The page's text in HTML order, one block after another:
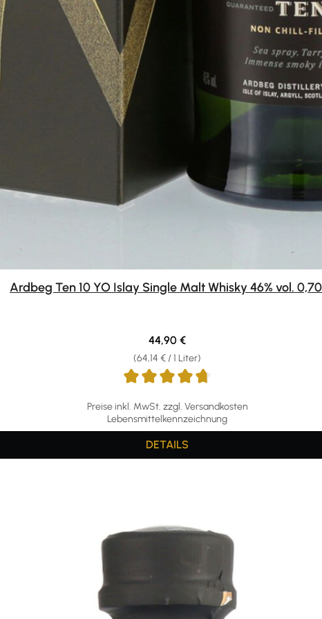
Ardbeg Ten 10 YO Islay Single Malt Whisky 46% vol.
Preise inkl. MwSt. zzgl. Versandkosten
Lebensmittelkennzeichnung
(64,14 € / 1 Liter)
Regulärer Preis:
44,90 €
DETAILS